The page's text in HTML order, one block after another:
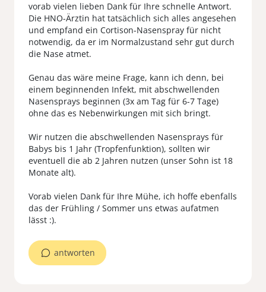
vorab vielen lieben Dank für Ihre schnelle Antwort.
Die HNO-Ärztin hat tatsächlich sich alles angesehen
und empfand ein Cortison-Nasenspray für nicht
notwendig, da er im Normalzustand sehr gut durch
die Nase atmet.
Genau das wäre meine Frage, kann ich denn, bei
einem beginnenden Infekt, mit abschwellenden
Nasensprays beginnen (3x am Tag für 6-7 Tage)
ohne das es Nebenwirkungen mit sich bringt.
Wir nutzen die abschwellenden Nasensprays für
Babys bis 1 Jahr (Tropfenfunktion), sollten wir
eventuell die ab 2 Jahren nutzen (unser Sohn ist 18
Monate alt).
Vorab vielen Dank für Ihre Mühe, ich hoffe ebenfalls
das der Frühling / Sommer uns etwas aufatmen
antworten